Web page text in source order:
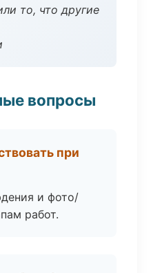
то, что другие
вопросы
при
и фото/
работ.